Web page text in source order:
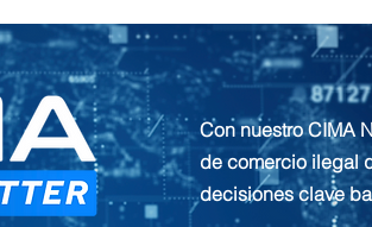
Con nuestro CIMA
de comercio ilegal
decisiones clave